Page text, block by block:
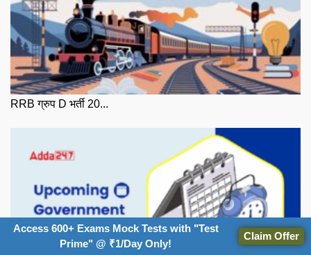
RRB ग्रुप D भर्ती 20...
Access 600+ Exams Mock Tests with "Test
Prime" @ ₹1/Day Only!
Claim Offer